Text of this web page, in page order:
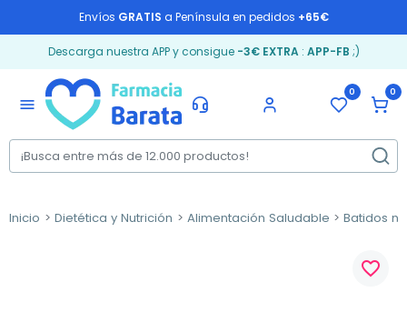
Envíos GRATIS a Península en pedidos +65€
Descarga nuestra APP y consigue -3€ EXTRA: APP-FB ;)
menu
0 0
Inicio Dietética y Nutrición Alimentación Saludable Batidos
favorite_border